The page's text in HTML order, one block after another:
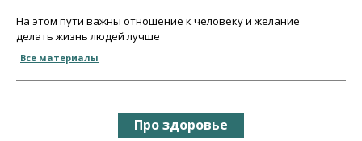
На этом пути важны отношение к человеку и желание
делать жизнь людей лучше
Все материалы
Про здоровье